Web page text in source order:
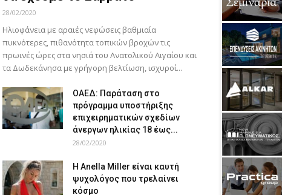
28/02/2020
Ηλιοφάνεια με αραιές νεφώσεις βαθμιαία
πυκνότερες, πιθανότητα τοπικών βροχών τις
πρωινές ώρες στα νησιά του Ανατολικού Αιγαίου και
τα Δωδεκάνησα με γρήγορη βελτίωση, ισχυροί...
ΟΑΕΔ: Παράταση στο
πρόγραμμα υποστήριξης
επιχειρηματικών σχεδίων
άνεργων ηλικίας 18 έως...
28/02/2020
Η Anella Miller είναι καυτή
ψυχολόγος που τρελαίνει
κόσμο